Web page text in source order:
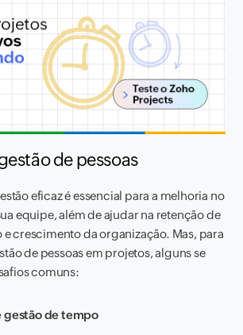
de pessoas
eficaz é essencial para a melhoria no
equipe, além de ajudar na retenção de
e crescimento da organização. Mas, para
de pessoas em projetos, alguns se
comuns:
gestão de tempo